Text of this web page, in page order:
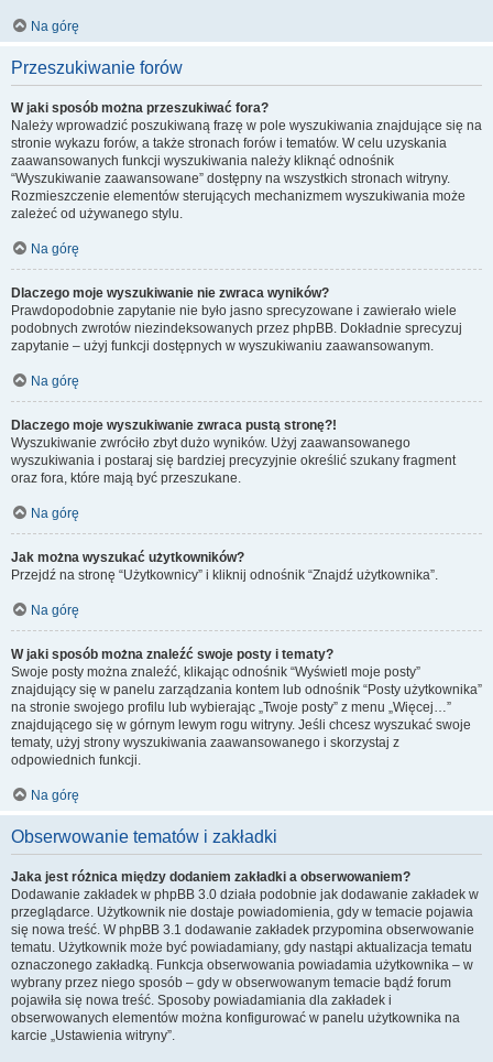
Na górę
Przeszukiwanie forów
W jaki sposób można przeszukiwać fora?
Należy wprowadzić poszukiwaną frazę w pole wyszukiwania znajdujące się na
stronie wykazu forów, a także stronach forów i tematów. W celu uzyskania
zaawansowanych funkcji wyszukiwania należy kliknąć odnośnik
“Wyszukiwanie zaawansowane” dostępny na wszystkich stronach witryny.
Rozmieszczenie elementów sterujących mechanizmem wyszukiwania może
zależeć od używanego stylu.
Na górę
Dlaczego moje wyszukiwanie nie zwraca wyników?
Prawdopodobnie zapytanie nie było jasno sprecyzowane i zawierało wiele
podobnych zwrotów niezindeksowanych przez phpBB. Dokładnie sprecyzuj
zapytanie – użyj funkcji dostępnych w wyszukiwaniu zaawansowanym.
Na górę
Dlaczego moje wyszukiwanie zwraca pustą stronę?!
Wyszukiwanie zwróciło zbyt dużo wyników. Użyj zaawansowanego
wyszukiwania i postaraj się bardziej precyzyjnie określić szukany fragment
oraz fora, które mają być przeszukane.
Na górę
Jak można wyszukać użytkowników?
Przejdź na stronę “Użytkownicy” i kliknij odnośnik “Znajdź użytkownika”.
Na górę
W jaki sposób można znaleźć swoje posty i tematy?
Swoje posty można znaleźć, klikając odnośnik “Wyświetl moje posty”
znajdujący się w panelu zarządzania kontem lub odnośnik “Posty użytkownika”
na stronie swojego profilu lub wybierając „Twoje posty” z menu „Więcej…”
znajdującego się w górnym lewym rogu witryny. Jeśli chcesz wyszukać swoje
tematy, użyj strony wyszukiwania zaawansowanego i skorzystaj z
odpowiednich funkcji.
Na górę
Obserwowanie tematów i zakładki
Jaka jest różnica między dodaniem zakładki a obserwowaniem?
Dodawanie zakładek w phpBB 3.0 działa podobnie jak dodawanie zakładek w
przeglądarce. Użytkownik nie dostaje powiadomienia, gdy w temacie pojawia
się nowa treść. W phpBB 3.1 dodawanie zakładek przypomina obserwowanie
tematu. Użytkownik może być powiadamiany, gdy nastąpi aktualizacja tematu
oznaczonego zakładką. Funkcja obserwowania powiadamia użytkownika – w
wybrany przez niego sposób – gdy w obserwowanym temacie bądź forum
pojawiła się nowa treść. Sposoby powiadamiania dla zakładek i
obserwowanych elementów można konfigurować w panelu użytkownika na
karcie „Ustawienia witryny”.